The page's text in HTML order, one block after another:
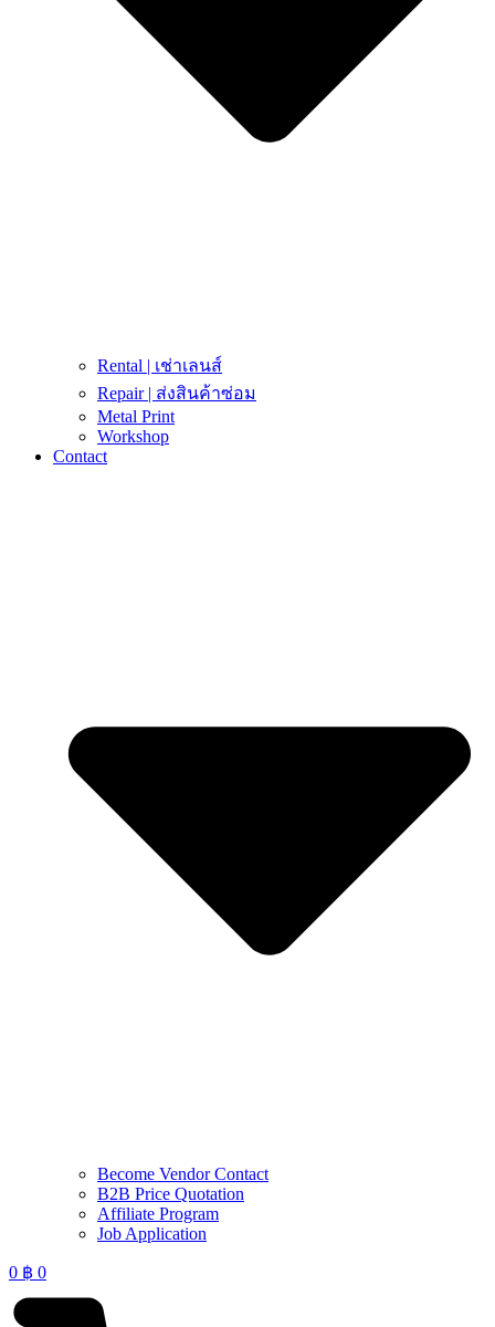
Rental | เช่าเลนส์
Repair | ส่งสินค้าซ่อม
Metal Print
Workshop
Contact
Become Vendor Contact
B2B Price Quotation
Affiliate Program
Job Application
0 ฿ 0